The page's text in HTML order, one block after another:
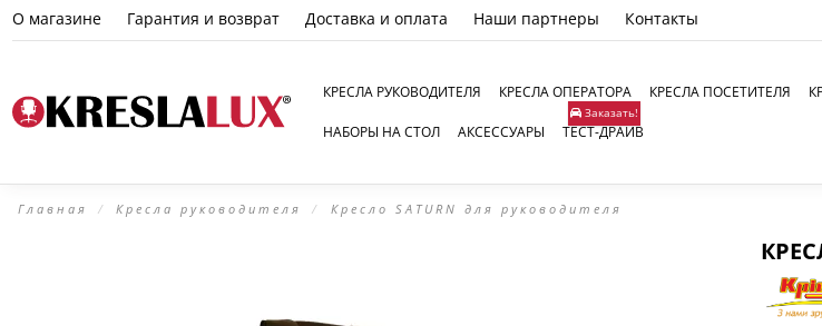
О магазине Гарантия и возврат Доставка и оплата Наши партнеры Контакты
КРЕСЛА РУКОВОДИТЕЛЯ КРЕСЛА ОПЕРАТОРА КРЕСЛА ПОСЕТИТЕЛЯ
НАБОРЫ НА СТОЛ АКСЕССУАРЫ ТЕСТ-ДРАЙВ
Заказать!
Главная Кресла руководителя Кресло SATURN для руководителя